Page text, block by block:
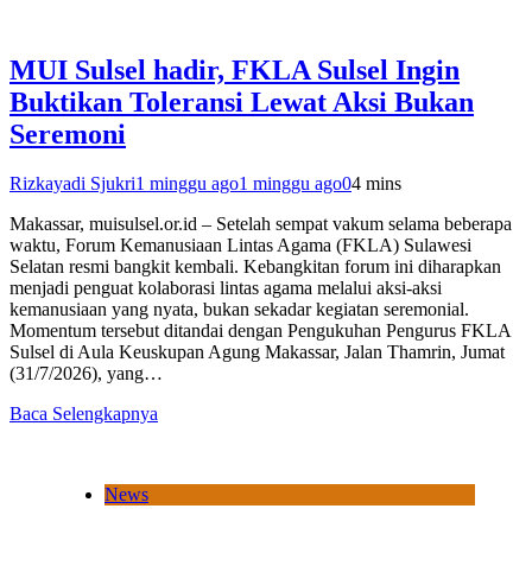
MUI Sulsel hadir, FKLA Sulsel Ingin
Buktikan Toleransi Lewat Aksi Bukan
Seremoni
Rizkayadi Sjukri1 minggu ago1 minggu ago04 mins
Makassar, muisulsel.or.id – Setelah sempat vakum selama beberapa
waktu, Forum Kemanusiaan Lintas Agama (FKLA) Sulawesi
Selatan resmi bangkit kembali. Kebangkitan forum ini diharapkan
menjadi penguat kolaborasi lintas agama melalui aksi-aksi
kemanusiaan yang nyata, bukan sekadar kegiatan seremonial.
Momentum tersebut ditandai dengan Pengukuhan Pengurus FKLA
Sulsel di Aula Keuskupan Agung Makassar, Jalan Thamrin, Jumat
(31/7/2026), yang…
Baca Selengkapnya
News